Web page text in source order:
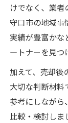
けでなく、業者
守口市の地域事
実績が豊富か
ートナーを見つ
加えて、売却後
大切な判断材料
参考にしながら
比較・検討しま